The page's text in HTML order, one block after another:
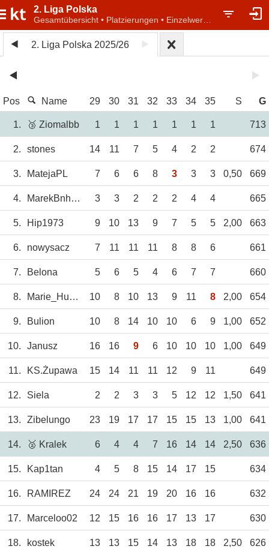
2. Liga Polska
2. Liga Polska 2025/26
Pos Name 29 30 31 32 33 34 35 S G
1. 🥉 Ziomalbb 1 1 1 1 1 1 1 713
2. stones 14 11 7 5 4 2 2 674
3. MatejaPL 7 6 6 8 3 3 3 0,50 669
4. MarekBnh85 3 3 2 2 2 4 4 665
5. Hip1973 9 10 13 9 7 5 5 2,00 663
6. nowysacz 7 11 11 11 8 8 6 661
7. Belona 5 6 5 4 6 7 7 660
8. Marie_Huanna 10 8 10 13 9 11 8 2,00 654
9. Bulion 10 8 14 10 10 6 9 1,00 652
10. Janusz 16 16 9 6 10 10 10 1,00 649
11. KS.Żupawa 15 14 11 11 12 9 11 649
12. Siela 2 2 3 3 5 12 12 1,50 641
13. Zibelungo 23 19 17 17 15 15 13 1,00 641
14. 🥈 Kralek 6 4 4 7 16 14 14 2,50 636
15. Kap1tan 4 5 8 15 14 17 15 634
16. RAMIREZ 24 24 21 19 20 16 16 632
17. Marceloo02 12 15 16 16 17 13 17 630
18. kostek 13 13 15 14 13 18 18 2,50 626